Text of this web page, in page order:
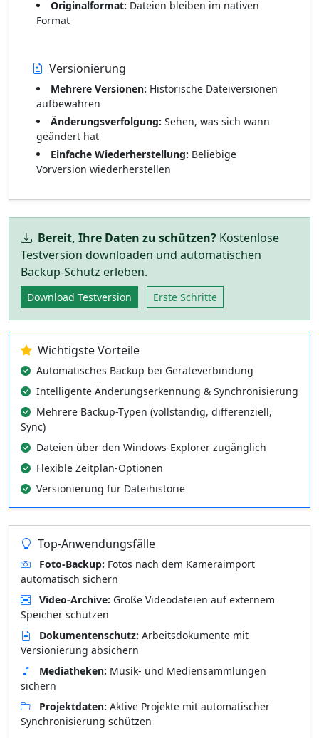
Originalformat: Dateien bleiben im nativen
Format
Versionierung
Mehrere Versionen: Historische Dateiversionen
aufbewahren
Änderungsverfolgung: Sehen, was sich wann
geändert hat
Einfache Wiederherstellung: Beliebige
Vorversion wiederherstellen
Bereit, Ihre Daten zu schützen? Kostenlose
Testversion downloaden und automatischen
Backup-Schutz erleben.
Download Testversion Erste Schritte
Wichtigste Vorteile
Automatisches Backup bei Geräteverbindung
Intelligente Änderungserkennung & Synchronisierung
Mehrere Backup-Typen (vollständig, differenziell,
Sync)
Dateien über den Windows-Explorer zugänglich
Flexible Zeitplan-Optionen
Versionierung für Dateihistorie
Top-Anwendungsfälle
Foto-Backup: Fotos nach dem Kameraimport
automatisch sichern
Video-Archive: Große Videodateien auf externem
Speicher schützen
Dokumentenschutz: Arbeitsdokumente mit
Versionierung absichern
Mediatheken: Musik- und Mediensammlungen
sichern
Projektdaten: Aktive Projekte mit automatischer
Synchronisierung schützen